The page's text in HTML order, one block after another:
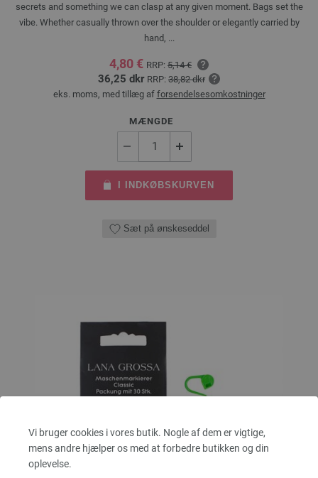
Vi bruger cookies i vores butik. Nogle af dem er vigtige,
mens andre hjælper os med at forbedre butikken og din
oplevelse.
secrets and something we can clasp at any given moment. Bags set the
vibe. Whether casually thrown over the shoulder or elegantly carried by
hand, ...
4,80 € RRP: 5,14 €
36,25 dkr RRP: 38,82 dkr
eks. moms, med tillæg af forsendelsesomkostninger
MÆNGDE
I INDKØBSKURVEN
Sæt på ønskeseddel